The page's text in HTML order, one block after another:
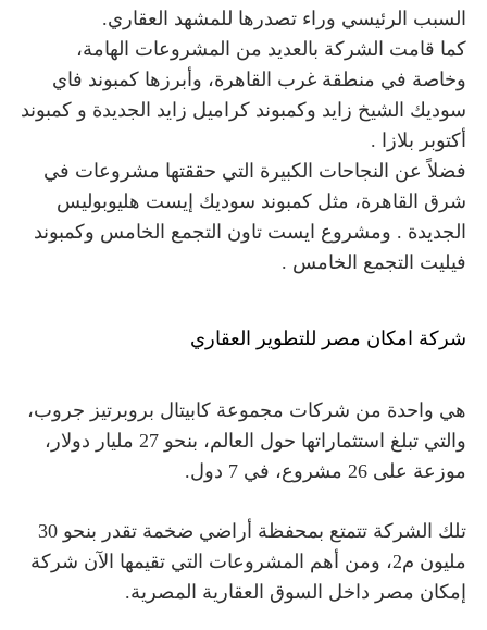
السبب الرئيسي وراء تصدرها للمشهد العقاري.
كما قامت الشركة بالعديد من المشروعات الهامة،
وخاصة في منطقة غرب القاهرة، وأبرزها كمبوند فاي
سوديك الشيخ زايد وكمبوند كراميل زايد الجديدة و كمبوند
أكتوبر بلازا .
فضلاً عن النجاحات الكبيرة التي حققتها مشروعات في
شرق القاهرة، مثل كمبوند سوديك إيست هليوبوليس
الجديدة . ومشروع ايست تاون التجمع الخامس وكمبوند
فيليت التجمع الخامس .
شركة امكان مصر للتطوير العقاري
هي واحدة من شركات مجموعة كابيتال بروبرتيز جروب،
والتي تبلغ استثماراتها حول العالم، بنحو 27 مليار دولار،
موزعة على 26 مشروع، في 7 دول.
تلك الشركة تتمتع بمحفظة أراضي ضخمة تقدر بنحو 30
مليون م2، ومن أهم المشروعات التي تقيمها الآن شركة
إمكان مصر داخل السوق العقارية المصرية.